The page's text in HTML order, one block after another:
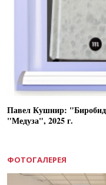
Павел Кушнир:
"Медуза", 2025 г.
ФОТОГАЛЕРЕЯ